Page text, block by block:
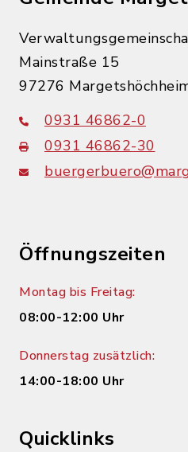
Mainstraße 15
97276
0931 46862-0
0931 46862-30
Öffnungszeiten
Montag bis Freitag:
08:00-12:00 Uhr
Donnerstag zusätzlich:
14:00-18:00 Uhr
Quicklinks